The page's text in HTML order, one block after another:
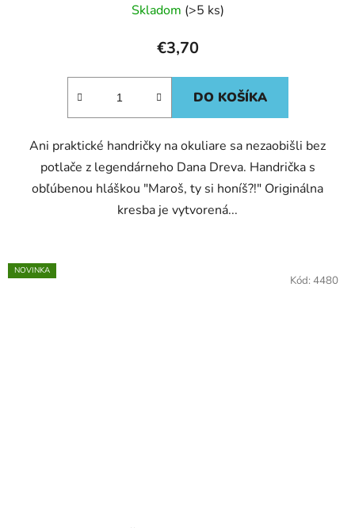
Skladom (>5 ks)
€3,70
DO KOŠÍKA
Ani praktické handričky na okuliare sa nezaobišli bez
potlače z legendárneho Dana Dreva. Handrička s
obľúbenou hláškou "Maroš, ty si honíš?!" Originálna
kresba je vytvorená...
NOVINKA
Kód: 4480